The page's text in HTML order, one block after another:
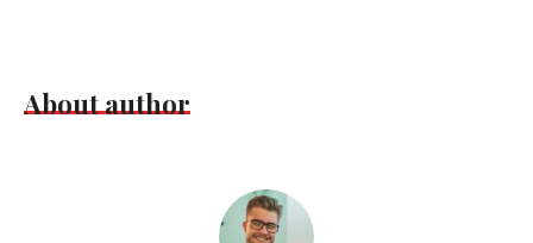
About author